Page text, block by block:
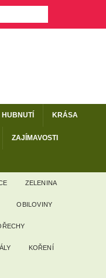
HUBNUTÍ KRÁSA
ZAJÍMAVOSTI
ZELENINA
OBILOVINY
KOŘENÍ